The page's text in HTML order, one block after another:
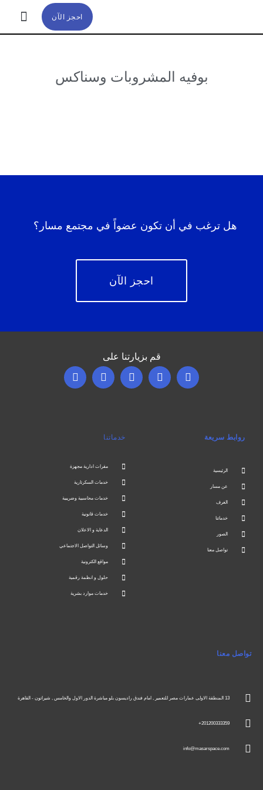
احجز الآن
بوفيه المشروبات وسناكس
هل ترغب في أن تكون عضواً في مجتمع مسار؟
احجز الآن
قم بزيارتنا على
روابط سريعة
الرئيسية
عن مسار
الغرف
خدماتنا
الصور
تواصل معنا
خدماتنا
مقرات ادارية مجهزة
خدمات السكرتارية
خدمات محاسبية وضريبية
خدمات قانونية
الدعاية و الاعلان
وسائل التواصل الاجتماعي
مواقع الكترونية
حلول و انظمة رقمية
خدمات موارد بشرية
تواصل معنا
13 المنطقة الاولى عمارات مصر للتعمير , امام فندق راديسون بلو مباشرة الدور الاول والخامس , شيراتون - القاهرة
201200333359+
info@masarspace.com